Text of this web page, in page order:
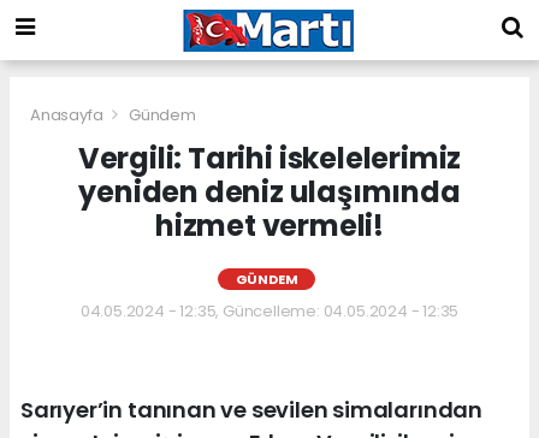
Anasayfa Gündem
Vergili: Tarihi iskelelerimiz
yeniden deniz ulaşımında
hizmet vermeli!
GÜNDEM
04.05.2024 - 12:35, Güncelleme: 04.05.2024 - 12:35
Sarıyer’in tanınan ve sevilen simalarından